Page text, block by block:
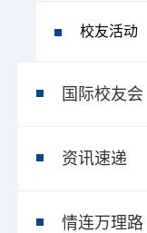
校友活动
国际校友会
资讯速递
情连万理路